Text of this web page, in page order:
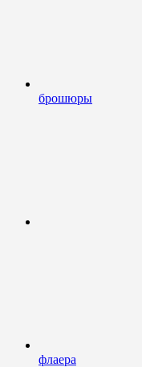
брошюры
флаера